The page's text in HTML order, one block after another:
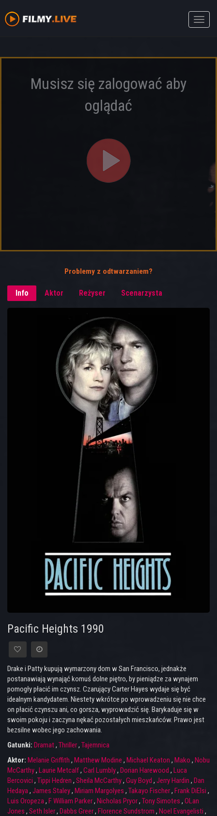
Toggle
Musisz się zalogować aby
oglądać
Problemy z odtwarzaniem?
Info Aktor Reżyser Scenarzysta
Pacific Heights 1990
Drake i Patty kupują wymarzony dom w San Francisco, jednakże
postanawiają wynająć komuś dolne piętro, by pieniądze za wynajem
pomogły płacić im czynsz. Czarujący Carter Hayes wydaje się być
idealnym kandydatem. Niestety wkrótce po wprowadzeniu się nie chce
on płacić czynszu ani, co gorsza, wyprowadzić się. Barykaduje się w
swoim pokoju i zaczyna nękać pozostałych mieszkańców. Prawo jest
bezsilne wobec jego zachowania.
Gatunki: Dramat, Thriller, Tajemnica
Aktor: Melanie Griffith , Matthew Modine , Michael Keaton , Mako , Nobu
McCarthy, Laurie Metcalf, Carl Lumbly, Dorian Harewood , Luca
Bercovici , Tippi Hedren , Sheila McCarthy, Guy Boyd , Jerry Hardin , Dan
Hedaya, James Staley, Miriam Margolyes , Takayo Fischer, Frank DiElsi ,
Luis Oropeza, F William Parker, Nicholas Pryor, Tony Simotes , OLan
Jones , Seth Isler, Dabbs Greer, Florence Sundstrom , Noel Evangelisti ,